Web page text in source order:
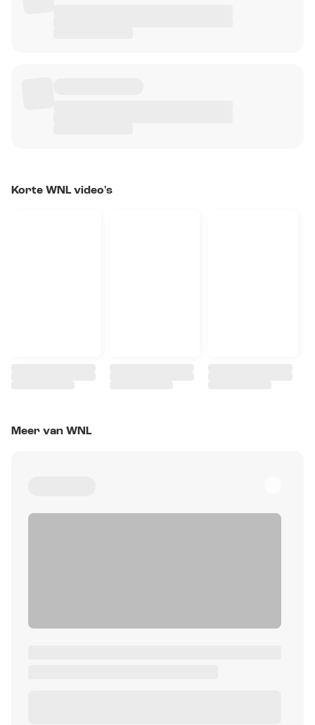
Korte WNL video's
Meer van WNL